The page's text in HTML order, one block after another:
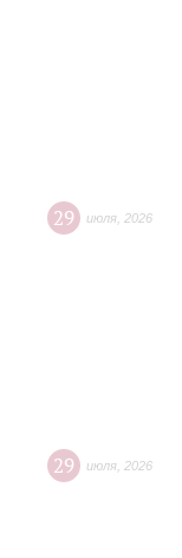
29 июля 2026
29 июля 2026